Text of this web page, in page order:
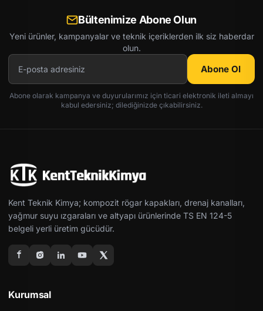
Bültenimize Abone Olun
Yeni ürünler, kampanyalar ve teknik içeriklerden ilk siz haberdar
olun.
Abone Ol
Abone olarak kampanya ve duyurularımız için ticari elektronik ileti almayı
kabul edersiniz; dilediğinizde çıkabilirsiniz.
Kent Teknik Kimya; kompozit rögar kapakları, drenaj kanalları,
yağmur suyu ızgaraları ve altyapı ürünlerinde TS EN 124-5
belgeli yerli üretim gücüdür.
Kurumsal